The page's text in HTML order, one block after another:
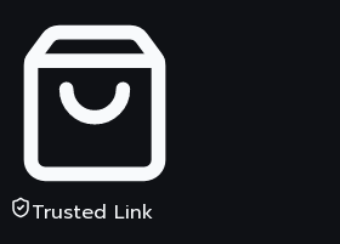
Trusted Link